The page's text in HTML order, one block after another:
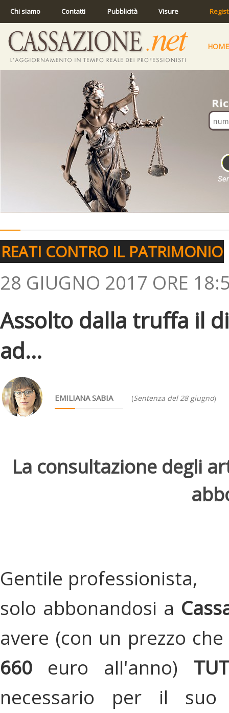
Chi siamo Contatti Pubblicità Visure
HOME
REATI CONTRO IL PATRIMONIO
28 GIUGNO 2017 ORE
Assolto dalla truffa il
ad...
EMILIANA SABIA (Sentenza del 28 giugno)
La consultazione degli
Gentile professionista,
solo abbonandosi a
avere (con un prezzo
660 euro all'anno)
necessario per il suo